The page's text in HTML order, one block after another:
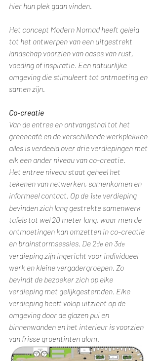
hier hun plek gaan vinden.
Het concept Modern Nomad heeft geleid
tot het ontwerpen van een uitgestrekt
landschap voorzien van oases van rust,
voeding of inspiratie. Een natuurlijke
omgeving die stimuleert tot ontmoeting en
samen zijn.
Co-creatie
Van de entree en ontvangsthal tot het
greencafé en de verschillende werkplekken
alles is verdeeld over drie verdiepingen met
elk een ander niveau van co-creatie.
Het entree niveau staat geheel het
tekenen van netwerken, samenkomen en
informeel contact. Op de 1ste verdieping
bevinden zich lang gestrekte samenwerk
tafels tot wel 20 meter lang, waar men de
ontmoetingen kan omzetten in co-creatie
en brainstormsessies. De 2de en 3de
verdieping zijn ingericht voor individueel
werk en kleine vergadergroepen. Zo
bevindt de bezoeker zich op elke
verdieping met gelijkgestemden. Elke
verdieping heeft volop uitzicht op de
omgeving door de glazen pui en
binnenwanden en het interieur is voorzien
van frisse groentinten alom.